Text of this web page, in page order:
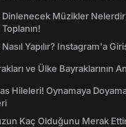
Dinlenecek Müzikler
Yapılır? Instagram'a
ve Ülke Bayraklarının
Hileleri! Oynamaya
Kaç Olduğunu Merak